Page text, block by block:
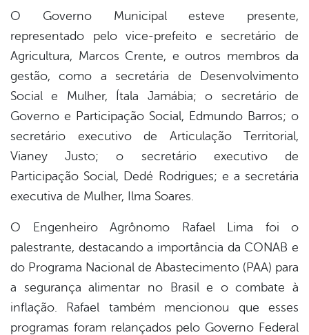
O Governo Municipal esteve presente,
representado pelo vice-prefeito e secretário de
Agricultura, Marcos Crente, e outros membros da
gestão, como a secretária de Desenvolvimento
Social e Mulher, Ítala Jamábia; o secretário de
Governo e Participação Social, Edmundo Barros; o
secretário executivo de Articulação Territorial,
Vianey Justo; o secretário executivo de
Participação Social, Dedé Rodrigues; e a secretária
executiva de Mulher, Ilma Soares.
O Engenheiro Agrônomo Rafael Lima foi o
palestrante, destacando a importância da CONAB e
do Programa Nacional de Abastecimento (PAA) para
a segurança alimentar no Brasil e o combate à
inflação. Rafael também mencionou que esses
programas foram relançados pelo Governo Federal